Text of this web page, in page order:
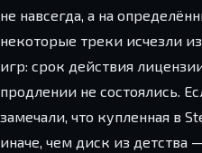
не навсегда, а на
некоторые треки исчезли
игр: срок действия
продлении не состоялись.
замечали, что купленная в
иначе, чем диск из детства